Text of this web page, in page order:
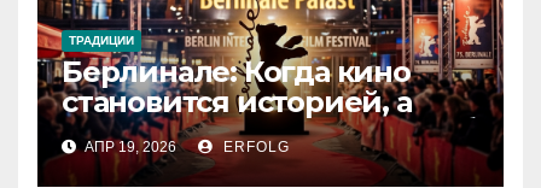
ТРАДИЦИИ
Берлинале: Когда кино
становится историей, а
зритель — частью магии!
АПР 19, 2026 ERFOLG